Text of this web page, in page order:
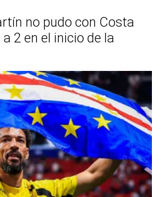
no pudo con Costa
2 en el inicio de la